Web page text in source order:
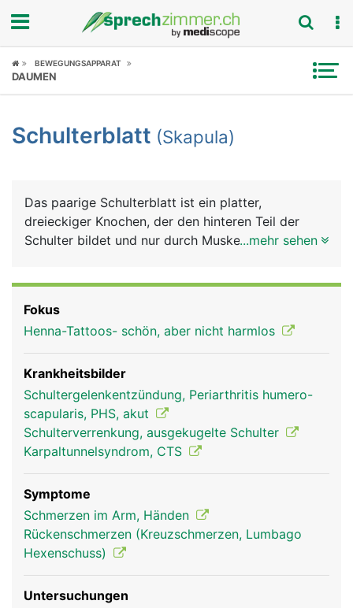
Fokus
Symptome
News
Rubriken
BEWEGUNGSAPPARAT
DAUMEN
Schulterblatt (Skapula)
Das paarige Schulterblatt ist ein platter,
dreieckiger Knochen, der den hinteren Teil der
Schulter bildet und nur durch Muskeln mit der
Oberarmknochens bewegt. Auch das Schlüsselbein
ist seitlich mit dem Schulterblatt gelenkig
verbunden. Über die Schulterblätter sind die Arme
mit dem Rumpf verbunden. Ausserdem dient es als
Befestigungsanker für die Rückenmuskulatur
...mehr sehen
Fokus
Henna-Tattoos- schön, aber nicht harmlos
Krankheitsbilder
Schultergelenkentzündung, Periarthritis humero-
scapularis, PHS, akut
Schulterverrenkung, ausgekugelte Schulter
Karpaltunnelsyndrom, CTS
Symptome
Schmerzen im Arm, Händen
Rückenschmerzen (Kreuzschmerzen, Lumbago
Hexenschuss)
Untersuchungen